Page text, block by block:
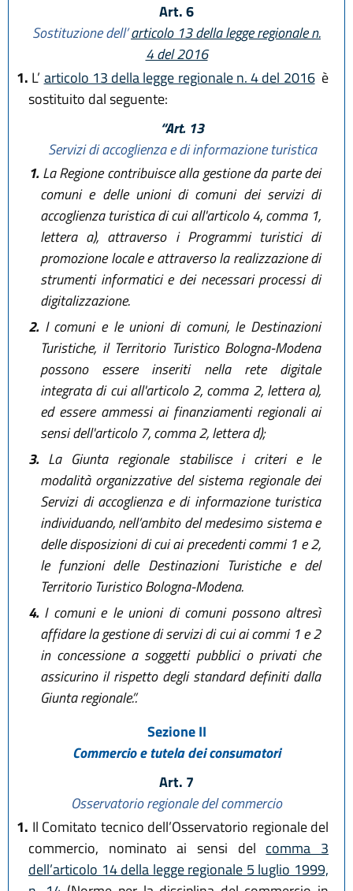
Art. 6
Sostituzione dell’articolo 13 della legge regionale n.
4 del 2016
1. L’ articolo 13 della legge regionale n. 4 del 2016è
sostituito dal seguente:
“Art. 13
Servizi di accoglienza e di informazione turistica
1.La Regione contribuisce alla gestione da parte dei
comuni e delle unioni di comuni dei servizi di
accoglienza turistica di cui all'articolo 4, comma 1,
lettera a), attraverso i Programmi turistici di
promozione locale e attraverso la realizzazione di
strumenti informatici e dei necessari processi di
digitalizzazione.
2.I comuni e le unioni di comuni, le Destinazioni
Turistiche, il Territorio Turistico Bologna-Modena
possono essere inseriti nella rete digitale
integrata di cui all'articolo 2, comma 2, lettera a),
ed essere ammessi ai finanziamenti regionali ai
sensi dell'articolo 7, comma 2, lettera d);
3.La Giunta regionale stabilisce i criteri e le
modalità organizzative del sistema regionale dei
Servizi di accoglienza e di informazione turistica
individuando, nell’ambito del medesimo sistema e
delle disposizioni di cui ai precedenti commi 1 e 2,
le funzioni delle Destinazioni Turistiche e del
Territorio Turistico Bologna-Modena.
4.I comuni e le unioni di comuni possono altresì
affidare la gestione di servizi di cui ai commi 1 e 2
in concessione a soggetti pubblici o privati che
assicurino il rispetto degli standard definiti dalla
Giunta regionale.”.
Sezione II
Commercio e tutela dei consumatori
Art. 7
Osservatorio regionale del commercio
1. Il Comitato tecnico dell’Osservatorio regionale del
commercio, nominato ai sensi del comma 3
dell’articolo 14 della legge regionale 5 luglio 1999,